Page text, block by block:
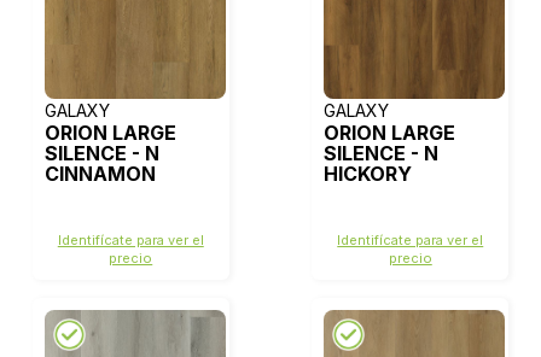
GALAXY
ORION LARGE
SILENCE - N
CINNAMON
Identifícate para ver el
precio
GALAXY
ORION LARGE
SILENCE - N
HICKORY
Identifícate para ver el
precio